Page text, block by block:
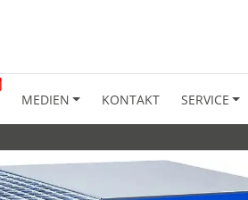
MEDIEN KONTAKT SERVICE